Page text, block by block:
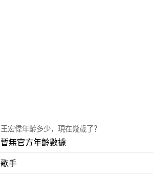
王宏偉年齡多少，現在幾歲了？
暫無官方年齡數據
歌手